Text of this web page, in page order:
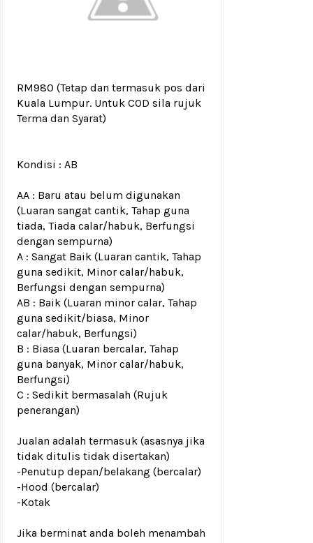
RM980 (Tetap dan termasuk pos dari
Kuala Lumpur. Untuk COD sila rujuk
Terma dan Syarat)
Kondisi : AB
AA : Baru atau belum digunakan
(Luaran sangat cantik, Tahap guna
tiada, Tiada calar/habuk, Berfungsi
dengan sempurna)
A : Sangat Baik (Luaran cantik, Tahap
guna sedikit, Minor calar/habuk,
Berfungsi dengan sempurna)
AB : Baik (Luaran minor calar, Tahap
guna sedikit/biasa, Minor
calar/habuk, Berfungsi)
B : Biasa (Luaran bercalar, Tahap
guna banyak, Minor calar/habuk,
Berfungsi)
C : Sedikit bermasalah (Rujuk
penerangan)
Jualan adalah termasuk (asasnya jika
tidak ditulis tidak disertakan)
-Penutup depan/belakang (bercalar)
-Hood (bercalar)
-Kotak
Jika berminat anda boleh menambah